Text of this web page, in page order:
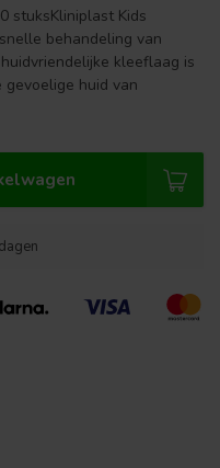
stuksKliniplast Kids
behandeling van
kleeflaag is
huid van